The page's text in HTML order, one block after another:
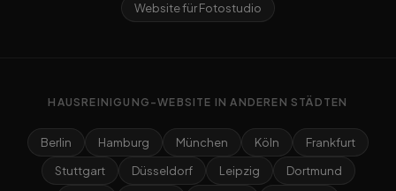
Website für Fotostudio
HAUSREINIGUNG-WEBSITE IN ANDEREN STÄDTEN
Berlin Hamburg München Köln
Frankfurt
Stuttgart
Düsseldorf Leipzig
Dortmund